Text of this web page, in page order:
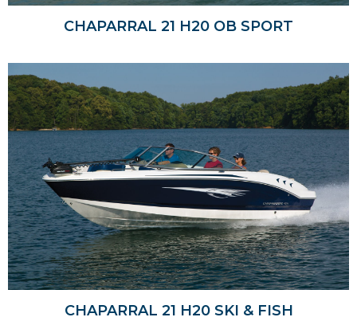
CHAPARRAL 21 H20 OB SPORT
CHAPARRAL 21 H20 SKI & FISH